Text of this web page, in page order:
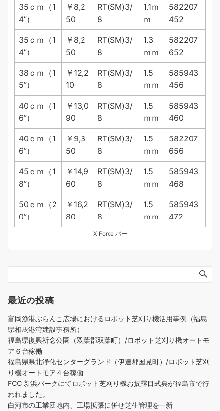
35ｃｍ（1
4”）
￥8,2
50
RT(SM)3/
8
1.1ｍ
ｍ
582207
452
35ｃｍ（1
4”）
￥8,2
50
RT(SM)3/
8
1.3
ｍｍ
582207
652
38ｃｍ（1
5”）
￥12,2
10
RT(SM)3/
8
1.5
ｍｍ
585943
456
40ｃｍ（1
6”）
￥13,0
90
RT(SM)3/
8
1.5
ｍｍ
585943
460
40ｃｍ（1
6”）
￥9,3
50
RT(SM)3/
8
1.5
ｍｍ
582207
656
45ｃｍ（1
8”）
￥14,9
60
RT(SM)3/
8
1.5
ｍｍ
585943
468
50ｃｍ（2
0”）
￥16,2
80
RT(SM)3/
8
1.5
ｍｍ
585943
472
X-Force バー
最近の投稿
富岡漁港ぶらんこ広場におけるロボット芝刈り機活用事例（福島
県相馬港湾建設事務所）
福島県復興祈念公園（双葉郡双葉町）/ロボット芝刈り機オートモ
ア６台稼働
福島県県北浄化センターグランド（伊達郡国見町）/ロボット芝刈
り機オートモア４台稼働
FCC 新浜パークにてロボット芝刈り機お披露目式典が福島市で行
われました。
白河市の工業団地内、工場拡張に併せ芝生管理を一新